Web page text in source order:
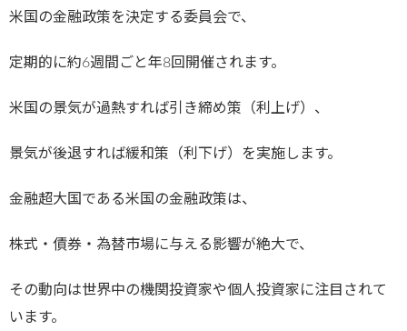
米国の金融政策を決定する委員会で、
定期的に約6週間ごと年8回開催されます。
米国の景気が過熱すれば引き締め策（利上げ）、
景気が後退すれば緩和策（利下げ）を実施します。
金融超大国である米国の金融政策は、
株式・債券・為替市場に与える影響が絶大で、
その動向は世界中の機関投資家や個人投資家に注目されて
います。